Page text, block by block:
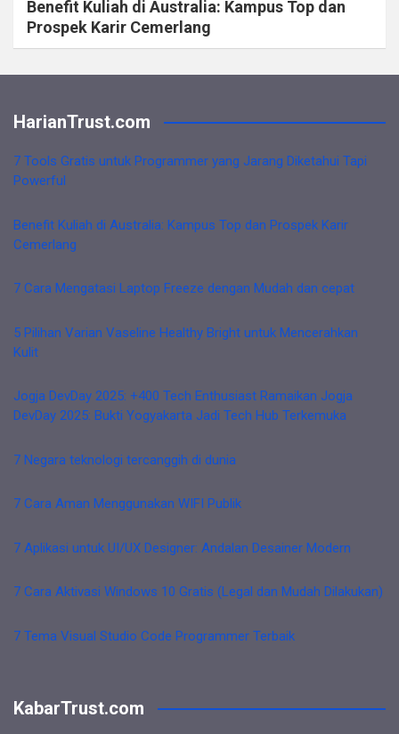
Benefit Kuliah di Australia: Kampus Top dan
Prospek Karir Cemerlang
HarianTrust.com
7 Tools Gratis untuk Programmer yang Jarang Diketahui Tapi
Powerful
Benefit Kuliah di Australia: Kampus Top dan Prospek Karir
Cemerlang
7 Cara Mengatasi Laptop Freeze dengan Mudah dan cepat
5 Pilihan Varian Vaseline Healthy Bright untuk Mencerahkan
Kulit
Jogja DevDay 2025: +400 Tech Enthusiast Ramaikan Jogja
DevDay 2025: Bukti Yogyakarta Jadi Tech Hub Terkemuka
7 Negara teknologi tercanggih di dunia
7 Cara Aman Menggunakan WIFI Publik
7 Aplikasi untuk UI/UX Designer: Andalan Desainer Modern
7 Cara Aktivasi Windows 10 Gratis (Legal dan Mudah Dilakukan)
7 Tema Visual Studio Code Programmer Terbaik
KabarTrust.com